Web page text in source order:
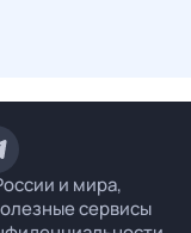
и мира,
сервисы